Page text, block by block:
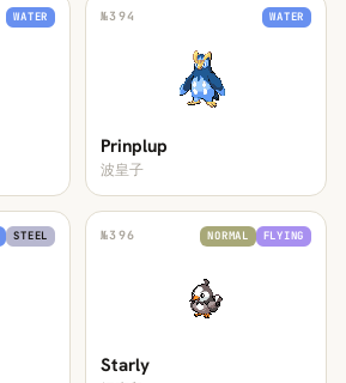
WATER №394 WATER
Prinplup
波皇子
STEEL №396 NORMAL FLYING
Starly